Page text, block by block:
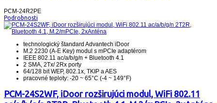
PCM-24R2PE
Podrobnosti
technologický štandard Advantech iDoor
M.2 2230 (A-E Key) modul s mPCIe adaptérom
IEEE 802.11 ac/a/b/g/n + Bluetooth 4.1
2 SMA, 2Tx/ 2Rx porty
64/128 bit WEP, 802.1x, TKIP a AES
pracovné teploty: -20 ~ 65°C (-4 ~ 149°F)
PCM-24S2WF, iDoor rozširujúci modul, WiFi 802.11